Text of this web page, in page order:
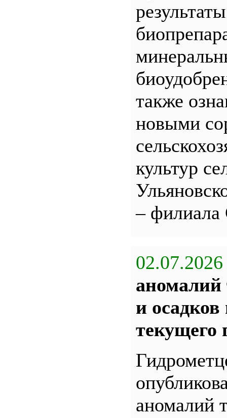
также
новыми
культур
–
02.07.2026
аномалий
и
текущего
аномалий